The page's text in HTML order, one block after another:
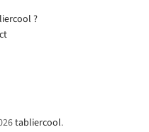
?
tabliercool.